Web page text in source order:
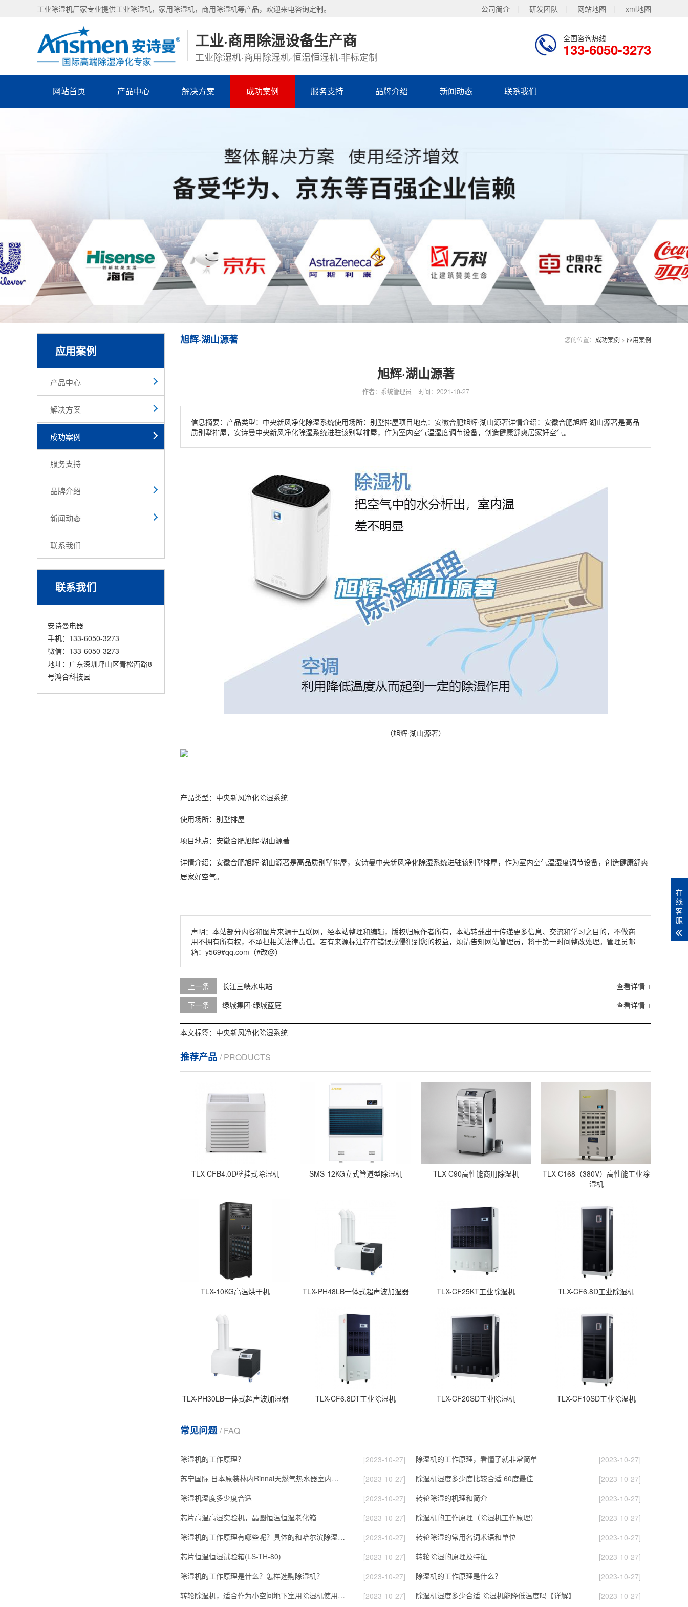
工业除湿机厂家专业提供工业除湿机，家用除湿机，商用除湿机等产品，欢迎来电咨询定制。 公司简介 研发团队 网站地图 xml地图
工业·商用除湿设备生产商
工业除湿机·商用除湿机·恒温恒湿机·非标定制
全国咨询热线
133-6050-3273
网站首页 产品中心 解决方案 成功案例 服务支持 品牌介绍 新闻动态 联系我们
应用案例
产品中心
解决方案
成功案例
服务支持
品牌介绍
新闻动态
联系我们
联系我们
安诗曼电器
手机：133-6050-3273
微信：133-6050-3273
地址：广东深圳坪山区青松西路8
号鸿合科技园
您的位置： 成功案例 > 应用案例
旭辉·湖山源著
旭辉·湖山源著
作者：系统管理员 时间：2021-10-27
信息摘要：产品类型：中央新风净化除湿系统使用场所：别墅排屋项目地点：安徽合肥旭辉·湖山源著详情介绍：安徽合肥旭辉·湖山源著是高品
质别墅排屋，安诗曼中央新风净化除湿系统进驻该别墅排屋，作为室内空气温湿度调节设备，创造健康舒爽居家好空气。
（旭辉·湖山源著）
产品类型：中央新风净化除湿系统
使用场所：别墅排屋
项目地点：安徽合肥旭辉·湖山源著
详情介绍：安徽合肥旭辉·湖山源著是高品质别墅排屋， 安诗曼中央新风净化除湿系统进驻该别墅排屋，作为室内空气温湿度调节设备，创造健康舒爽
居家好空气。
声明：本站部分内容和图片来源于互联网，经本站整理和编辑，版权归原作者所有，本站转载出于传递更多信息、交流和学习之目的，不做商
用不拥有所有权，不承担相关法律责任。若有来源标注存在错误或侵犯到您的权益，烦请告知网站管理员，将于第一时间整改处理。管理员邮
箱：y569#qq.com（#改@）
上一条 长江三峡水电站
查看详情 +
下一条
绿城集团·绿城蓝庭 查看详情 +
本文标签： 中央新风净化除湿系统
推荐产品 / PRODUCTS
TLX-CFB4.0D壁挂式除湿机 SMS-12KG立式管道型除湿机 TLX-C90高性能商用除湿机
TLX-C168（380V）高性能工业除
湿机
TLX-10KG高温烘干机 TLX-PH48LB一体式超声波加湿器 TLX-CF25KT工业除湿机 TLX-CF6.8D工业除湿机
TLX-PH30LB一体式超声波加湿器 TLX-CF6.8DT工业除湿机 TLX-CF20SD工业除湿机 TLX-CF10SD工业除湿机
常见问题/ FAQ
除湿机的工作原理？ [2023-10-27] 除湿机的工作原理，看懂了就非常简单
[2023-10-27]
苏宁国际 日本原装林内Rinnai天燃气热水器室内外机20L24升恒温0冷水循环泵RUF-A2005AU(B)
[2023-10-27] 除湿机湿度多少度比较合适 60度最佳
[2023-10-27]
除湿机湿度多少度合适
[2023-10-27] 转轮除湿的机理和简介
[2023-10-27]
芯片高温高湿实验机，晶圆恒温恒湿老化箱
[2023-10-27] 除湿机的工作原理（除湿机工作原理）
[2023-10-27]
除湿机的工作原理有哪些呢？具体的和哈尔滨除湿机了解一下吧！
[2023-10-27] 转轮除湿的常用名词术语和单位
[2023-10-27]
芯片恒温恒湿试验箱(LS-TH-80)
[2023-10-27] 转轮除湿的原理及特征
[2023-10-27]
除湿机的工作原理是什么？怎样选购除湿机？
[2023-10-27] 除湿机的工作原理是什么？
[2023-10-27]
转轮除湿机，适合作为小空间地下室用除湿机使用么？
[2023-10-27] 除湿机湿度多少合适 除湿机能降低温度吗【详解】 [2023-10-27]
在
线
客
服